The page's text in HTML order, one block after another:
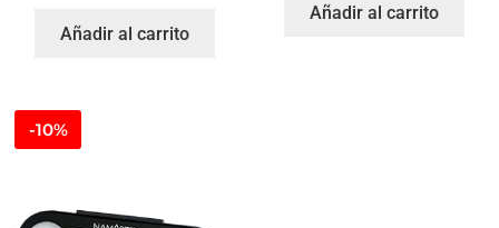
Añadir al carrito
Añadir al carrito
-10%